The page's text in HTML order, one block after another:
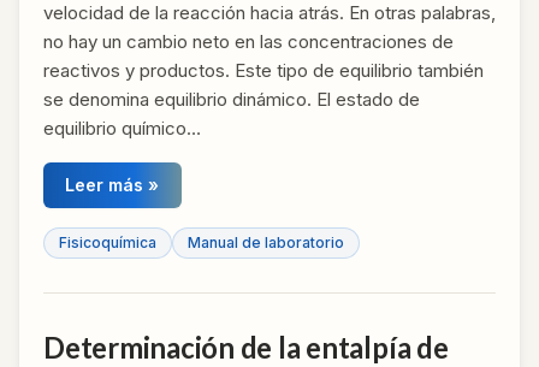
velocidad de la reacción hacia atrás. En otras palabras,
no hay un cambio neto en las concentraciones de
reactivos y productos. Este tipo de equilibrio también
se denomina equilibrio dinámico. El estado de
equilibrio químico…
Leer más »
Fisicoquímica Manual de laboratorio
Determinación de la entalpía de